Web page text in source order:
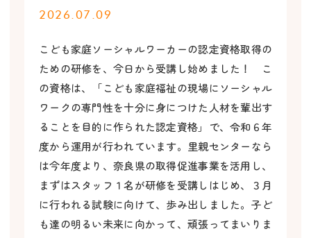
2026.07.09
こども家庭ソーシャルワーカーの認定資格取得の
ための研修を、今日から受講し始めました！ こ
の資格は、「こども家庭福祉の現場にソーシャル
ワークの専門性を十分に身につけた人材を輩出す
ることを目的に作られた認定資格」で、令和６年
度から運用が行われています。里親センターなら
は今年度より、奈良県の取得促進事業を活用し、
まずはスタッフ１名が研修を受講しはじめ、３月
に行われる試験に向けて、歩み出しました。子ど
も達の明るい未来に向かって、頑張ってまいりま